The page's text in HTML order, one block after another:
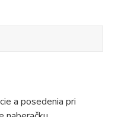
a posedenia pri